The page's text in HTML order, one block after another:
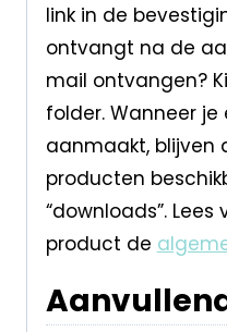
link in de
ontvangt na de
mail ontvangen?
folder. Wanneer
aanmaakt, blijven
producten
“downloads”.
product de